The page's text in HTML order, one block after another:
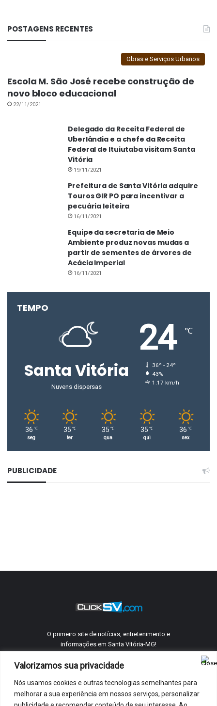
Valorizamos sua privacidade
Nós usamos cookies e outras tecnologias semelhantes para
melhorar a sua experiência em nossos serviços, personalizar
POSTAGENS RECENTES
Obras e Serviços Urbanos
Escola M. São José recebe construção de
novo bloco educacional
22/11/2021
Delegado da Receita Federal de
Uberlândia e a chefe da Receita
Federal de Ituiutaba visitam Santa
Vitória
19/11/2021
Prefeitura de Santa Vitória adquire
Touros GIR PO para incentivar a
pecuária leiteira
16/11/2021
Equipe da secretaria de Meio
Ambiente produz novas mudas a
partir de sementes de árvores de
Acácia Imperial
16/11/2021
TEMPO
Santa Vitória
Nuvens dispersas
24 ℃
36º - 24º
43%
1.17 km/h
36 ℃
seg
35 ℃
ter
35 ℃
qua
35 ℃
qui
36 ℃
sex
PUBLICIDADE
O primeiro site de notícias, entretenimento e
informações em Santa Vitória-MG!
©ClickSV2005 - 2026 Todos os direitos reservados.
Telefones Úteis Anuncie Conosco